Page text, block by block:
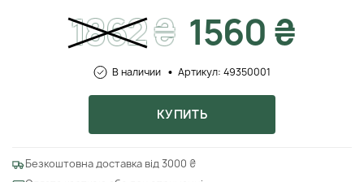
1862₴ 1560 ₴
В наличии Артикул: 49350001
КУПИТЬ
Безкоштовна доставка від 3000 ₴